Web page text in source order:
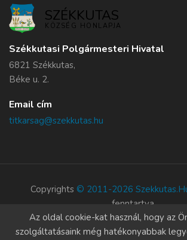
SZÉKKUTAS
KÖZSÉG HONLAPJA
Székkutasi Polgármesteri Hivatal
6821 Székkutas,
Béke u. 2.
Email cím
titkarsag@szekkutas.hu
Copyrights © 2011-2026
fenntartva.
Süti szabályzat
Az oldal cookie-kat használ, hogy az
szolgáltatásaink még hatékonyabbak